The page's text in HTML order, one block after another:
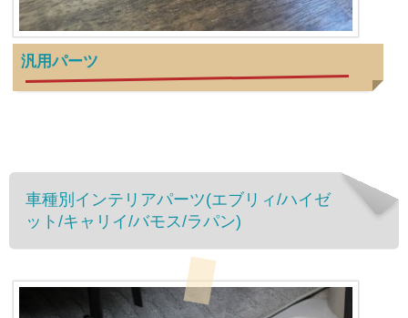
汎用パーツ
車種別インテリアパーツ(エブリィ/ハイゼ
ット/キャリイ/バモス/ラパン)